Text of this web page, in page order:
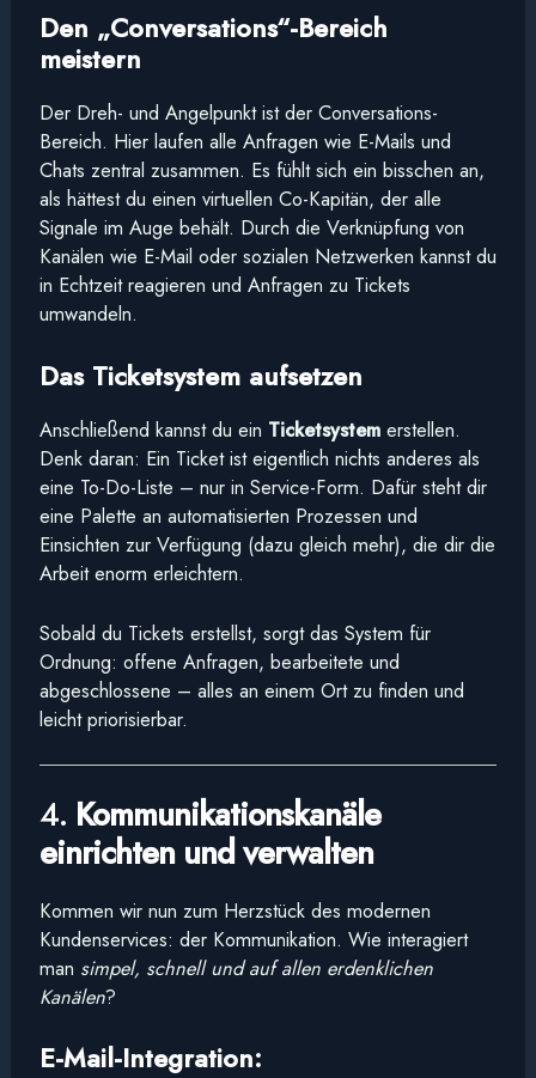
Den „Conversations“-Bereich
meistern
Der Dreh- und Angelpunkt ist der Conversations-
Bereich. Hier laufen alle Anfragen wie E-Mails und
Chats zentral zusammen. Es fühlt sich ein bisschen an,
als hättest du einen virtuellen Co-Kapitän, der alle
Signale im Auge behält. Durch die Verknüpfung von
Kanälen wie E-Mail oder sozialen Netzwerken kannst du
in Echtzeit reagieren und Anfragen zu Tickets
umwandeln.
Das Ticketsystem aufsetzen
Anschließend kannst du ein Ticketsystemerstellen.
Denk daran: Ein Ticket ist eigentlich nichts anderes als
eine To-Do-Liste – nur in Service-Form. Dafür steht dir
eine Palette an automatisierten Prozessen und
Einsichten zur Verfügung (dazu gleich mehr), die dir die
Arbeit enorm erleichtern.
Sobald du Tickets erstellst, sorgt das System für
Ordnung: offene Anfragen, bearbeitete und
abgeschlossene – alles an einem Ort zu finden und
leicht priorisierbar.
4. Kommunikationskanäle
einrichten und verwalten
Kommen wir nun zum Herzstück des modernen
Kundenservices: der Kommunikation. Wie interagiert
man simpel, schnell und auf allen erdenklichen
Kanälen?
E-Mail-Integration: